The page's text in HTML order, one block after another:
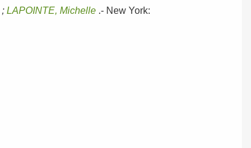
;LAPOINTE, Michelle .- New York: